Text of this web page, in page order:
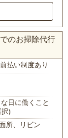
のお掃除代行
払い制度あり
日に働くこと
)
所、リビン